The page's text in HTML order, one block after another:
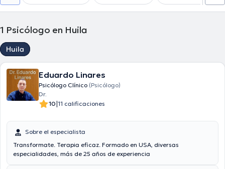
1 Psicólogo en Huila
Huila
Eduardo Linares
Psicólogo Clínico (Psicólogo)
Dr.
10|11 calificaciones
Sobre el especialista
Transformate. Terapia eficaz. Formado en USA, diversas
especialidades, más de 25 años de experiencia